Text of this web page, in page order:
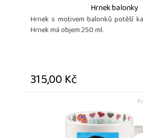
Hrnek balonky
Hrnek s motivem balonků potěší
Hrnek má objem 250 ml.
315,00 Kč